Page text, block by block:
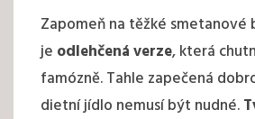
Zapomeň na těžké smetanové
je odlehčená verze, která
famózně. Tahle zapečená
dietní jídlo nemusí být nudné.